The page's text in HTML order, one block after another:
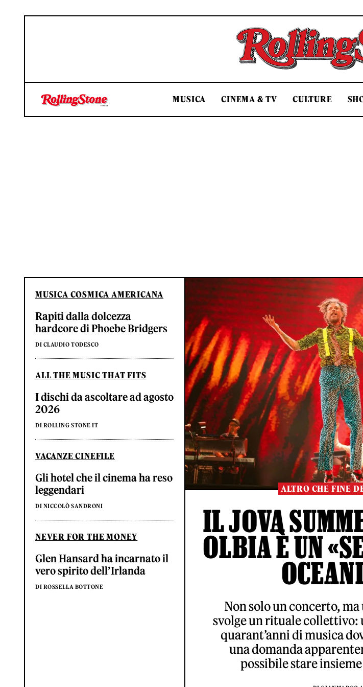
MUSICA CINEMA & TV CULTURE
MUSICA COSMICA AMERICANA
Rapiti dalla dolcezza
hardcore di Phoebe Bridgers
DI CLAUDIO TODESCO
ALL THE MUSIC THAT FITS
I dischi da ascoltare ad agosto
2026
DI ROLLING STONE IT
VACANZE CINEFILE
Gli hotel che il cinema ha reso
leggendari
DI NICCOLÒ SANDRONI
NEVER FOR THE MONEY
Glen Hansard ha incarnato il
vero spirito dell’Irlanda
DI ROSSELLA BOTTONE
ALTRO CHE FINE
IL JOVA
OLBIA È UN
Non solo un concerto,
svolge un rituale collettivo:
quarant’anni di musica
una domanda
possibile stare